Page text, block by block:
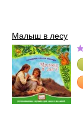
Малыш в лесу